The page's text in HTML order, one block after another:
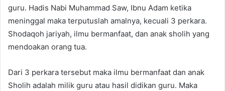
guru. Hadis Nabi Muhammad Saw, Ibnu Adam ketika
meninggal maka terputuslah amalnya, kecuali 3 perkara.
Shodaqoh jariyah, ilmu bermanfaat, dan anak sholih yang
mendoakan orang tua.
Dari 3 perkara tersebut maka ilmu bermanfaat dan anak
Sholih adalah milik guru atau hasil didikan guru. Maka